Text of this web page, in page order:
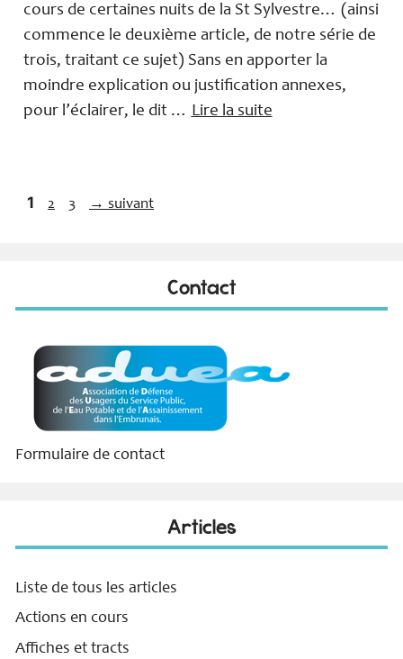
cours de certaines nuits de la St Sylvestre… (ainsi
commence le deuxième article, de notre série de
trois, traitant ce sujet) Sans en apporter la
moindre explication ou justification annexes,
pour l’éclairer, le dit … Lire la suite
Page
1 Page
2 Page
3 → suivant
Contact
Formulaire de contact
Articles
Liste de tous les articles
Actions en cours
Affiches et tracts